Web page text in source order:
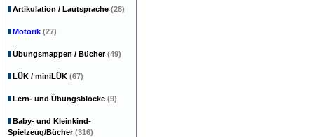
Artikulation / Lautsprache (28)
Motorik (27)
Übungsmappen / Bücher(49)
LÜK / miniLÜK (67)
Lern- und Übungsblöcke (9)
Baby- und Kleinkind-
Spielzeug/Bücher(316)